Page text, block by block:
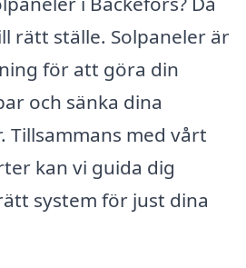
rätt ställe. Solpaneler är
för att göra din
och sänka dina
Tillsammans med vårt
kan vi guida dig
system för just dina